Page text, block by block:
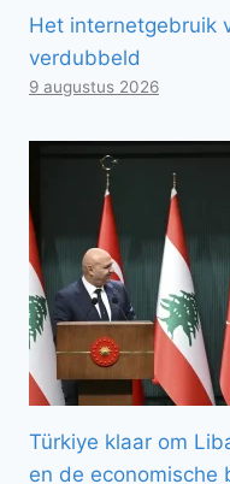
Het internetgebruik
verdubbeld
9 augustus 2026
Türkiye klaar om
en de economische